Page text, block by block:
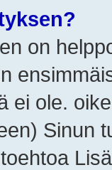
on
ei ole.
Sinun